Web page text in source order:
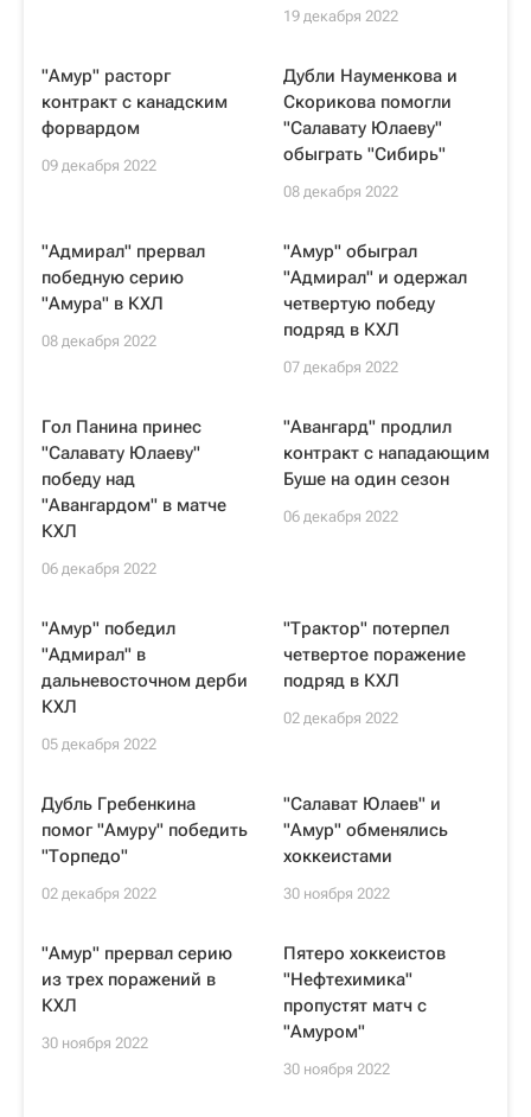
19 декабря 2022
"Амур" расторг
контракт с канадским
форвардом
09 декабря 2022
Дубли Науменкова и
Скорикова помогли
"Салавату Юлаеву"
обыграть "Сибирь"
08 декабря 2022
"Адмирал" прервал
победную серию
"Амура" в КХЛ
08 декабря 2022
"Амур" обыграл
"Адмирал" и одержал
четвертую победу
подряд в КХЛ
07 декабря 2022
Гол Панина принес
"Салавату Юлаеву"
победу над
"Авангардом" в матче
КХЛ
06 декабря 2022
"Авангард" продлил
контракт с нападающим
Буше на один сезон
06 декабря 2022
"Амур" победил
"Адмирал" в
дальневосточном дерби
КХЛ
05 декабря 2022
"Трактор" потерпел
четвертое поражение
подряд в КХЛ
02 декабря 2022
Дубль Гребенкина
помог "Амуру" победить
"Торпедо"
02 декабря 2022
"Салават Юлаев" и
"Амур" обменялись
хоккеистами
30 ноября 2022
"Амур" прервал серию
из трех поражений в
КХЛ
30 ноября 2022
Пятеро хоккеистов
"Нефтехимика"
пропустят матч с
"Амуром"
30 ноября 2022